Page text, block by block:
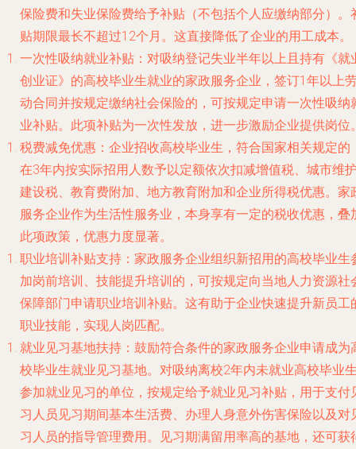
保险费和失业保险费给予补贴（不包括个人应缴纳部分）。
贴期限最长不超过12个月。这直接降低了企业的用工成本。
一次性吸纳就业补贴 ：对吸纳登记失业半年以上且持有《就
创业证》的高校毕业生就业的家政服务企业，签订1年以上
动合同并按规定缴纳社会保险的，可按规定申请一次性吸纳
业补贴。此项补贴为一次性发放，进一步激励企业提供岗位
税费减免优惠 ：企业招收高校毕业生，符合国家相关规定的
在3年内按实际招用人数予以定额依次扣减增值税、城市维
建设税、教育费附加、地方教育附加和企业所得税优惠。家
服务企业作为生活性服务业，本身享有一定的税收优惠，叠
此项政策，优惠力度显著。
职业培训补贴支持 ：家政服务企业组织新招用的高校毕业生
加岗前培训、技能提升培训的，可按规定向当地人力资源社
保障部门申请职业培训补贴。这有助于企业快速提升新员工
职业技能，实现人岗匹配。
就业见习基地扶持 ：鼓励符合条件的家政服务企业申请成为
校毕业生就业见习基地。对吸纳离校2年内未就业高校毕业
参加就业见习的单位，按规定给予就业见习补贴，用于支付
习人员见习期间基本生活费、办理人身意外伤害保险以及对
习人员的指导管理费用。见习期满留用率高的基地，还可获